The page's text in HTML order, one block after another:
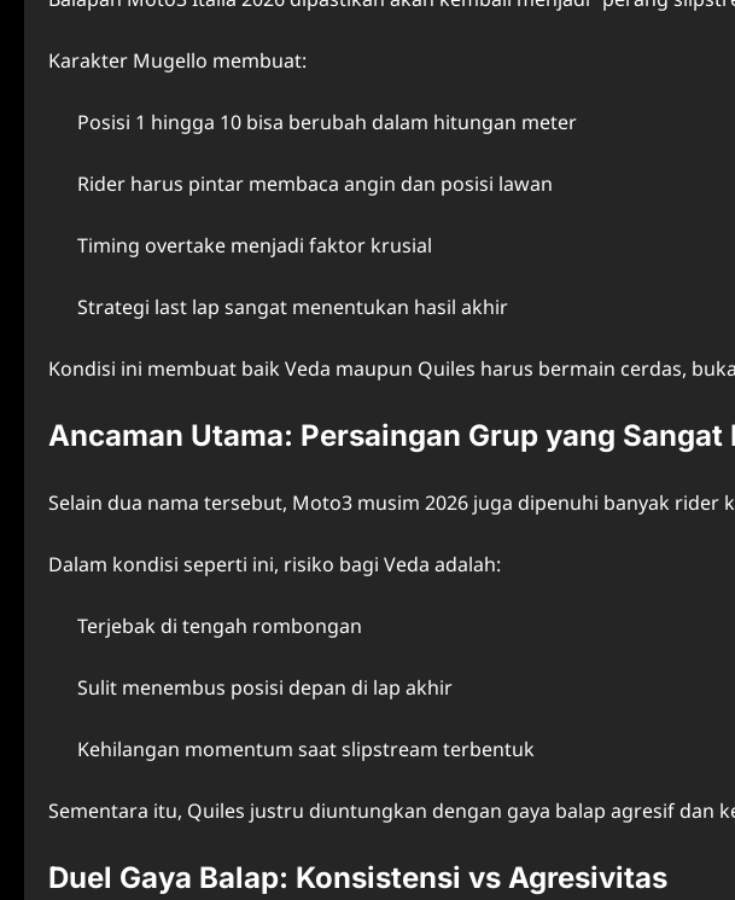
Karakter Mugello membuat:
Posisi 1 hingga 10 bisa berubah dalam hitungan meter
Rider harus pintar membaca angin dan posisi lawan
Timing overtake menjadi faktor krusial
Strategi last lap sangat menentukan hasil akhir
Kondisi ini membuat baik Veda maupun Quiles harus bermain cerdas,
Ancaman Utama: Persaingan Grup yang Sangat
Selain dua nama tersebut, Moto3 musim 2026 juga dipenuhi banyak
Dalam kondisi seperti ini, risiko bagi Veda adalah:
Terjebak di tengah rombongan
Sulit menembus posisi depan di lap akhir
Kehilangan momentum saat slipstream terbentuk
Sementara itu, Quiles justru diuntungkan dengan gaya balap agresif
Duel Gaya Balap: Konsistensi vs Agresivitas